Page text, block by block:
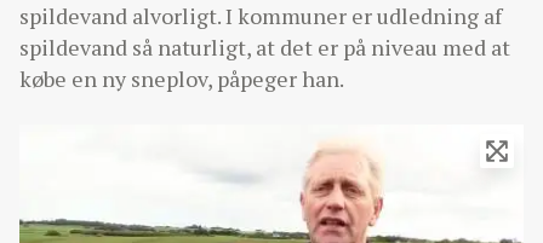
spildevand alvorligt. I kommuner er udledning af
spildevand så naturligt, at det er på niveau med at
købe en ny sneplov, påpeger han.